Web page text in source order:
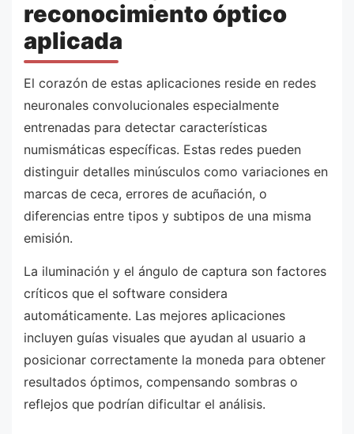
reconocimiento óptico
aplicada
El corazón de estas aplicaciones reside en redes
neuronales convolucionales especialmente
entrenadas para detectar características
numismáticas específicas. Estas redes pueden
distinguir detalles minúsculos como variaciones en
marcas de ceca, errores de acuñación, o
diferencias entre tipos y subtipos de una misma
emisión.
La iluminación y el ángulo de captura son factores
críticos que el software considera
automáticamente. Las mejores aplicaciones
incluyen guías visuales que ayudan al usuario a
posicionar correctamente la moneda para obtener
resultados óptimos, compensando sombras o
reflejos que podrían dificultar el análisis.